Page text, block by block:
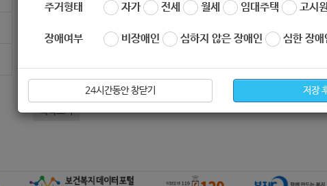
주거형태 자가 전세 월세 임대주택 고시원
장애여부 비장애인 심하지 않은 장애인 심한 장애
24시간동안 창닫기 저장
[타운홀미팅] 파도손과 함께 하는 정신장애인 토크쇼 (-11.13)
목록보기